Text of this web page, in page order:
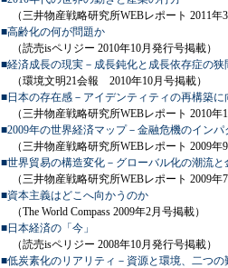
（三井物産戦略研究所WEBレポート 2011年
■高齢化の何が問題か
（読売isペリジー 2010年10月発行号掲載）
■経済成長の現実－成長鈍化と成長依存症の狭
（環境文明21会報 2010年10月号掲載）
■日本の存在感－アイデンティティの再構築に
（三井物産戦略研究所WEBレポート 2010年
■2009年の世界経済マップ－金融危機のインパ
（三井物産戦略研究所WEBレポート 2009年
■世界貿易の構造変化－グローバル化の潮流と
（三井物産戦略研究所WEBレポート 2009年
■資本主義はどこへ向かうのか
（The World Compass 2009年2月号掲載）
■日本経済の「今」
（読売isペリジー 2008年10月発行号掲載）
■低炭素化のリアリティ－資源と環境、二つの